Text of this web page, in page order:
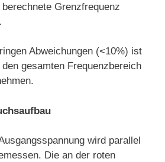
Grenzfrequenz
Abweichungen (<10%) ist
gesamten Frequenzbereich
wird parallel
Die an der roten